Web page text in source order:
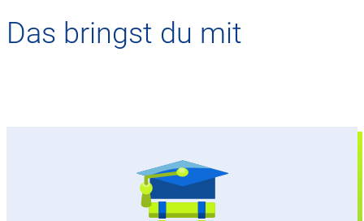
Das bringst du mit
Studium an einer Fachhochschule oder